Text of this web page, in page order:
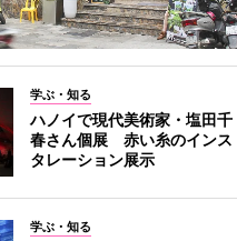
学ぶ・知る
ハノイで現代美術家・塩田千
春さん個展 赤い糸のインス
タレーション展示
学ぶ・知る